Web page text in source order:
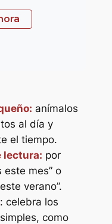
anímalos
al día y
el tiempo.
lectura: por
este mes” o
verano”.
: celebra los
como